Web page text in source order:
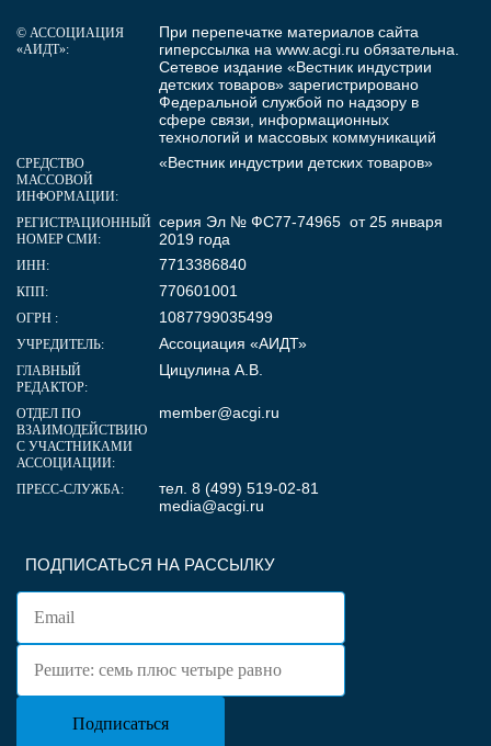
ПОДПИСАТЬСЯ НА РАССЫЛКУ
© АССОЦИАЦИЯ
«АИДТ»:
При перепечатке материалов сайта
гиперссылка на www.acgi.ru обязательна.
Сетевое издание «Вестник индустрии
детских товаров» зарегистрировано
Федеральной службой по надзору в
сфере связи, информационных
технологий и массовых коммуникаций
СРЕДСТВО
МАССОВОЙ
ИНФОРМАЦИИ:
«Вестник индустрии детских товаров»
РЕГИСТРАЦИОННЫЙ
НОМЕР СМИ:
серия Эл № ФС77-74965 от 25 января
2019 года
ИНН: 7713386840
КПП: 770601001
ОГРН : 1087799035499
УЧРЕДИТЕЛЬ: Ассоциация «АИДТ»
ГЛАВНЫЙ
РЕДАКТОР:
Цицулина А.В.
ОТДЕЛ ПО
ВЗАИМОДЕЙСТВИЮ
С УЧАСТНИКАМИ
АССОЦИАЦИИ:
member@acgi.ru
ПРЕСС-СЛУЖБА:
тел. 8 (499) 519-02-81
media@acgi.ru